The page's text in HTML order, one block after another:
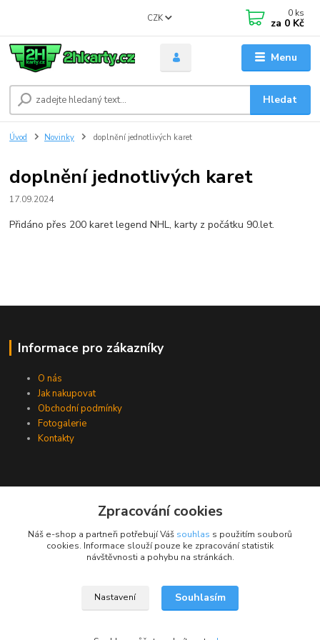
Menu
CZK
Hledat
0 ks
za 0 Kč
Úvod Novinky doplnění jednotlivých karet
doplnění jednotlivých karet
17.09.2024
Přidáno přes 200 karet legend NHL, karty z počátku 90.let.
Informace pro zákazníky
O nás
Jak nakupovat
Obchodní podmínky
Fotogalerie
Kontakty
Upravit sběr cookies.
Zpracování cookies
Náš e-shop a partneři potřebují Váš souhlas s použitím souborů
cookies. Informace slouží pouze ke zpracování statistik
návštěvnosti a pohybu na stránkách.
Nastavení Souhlasím